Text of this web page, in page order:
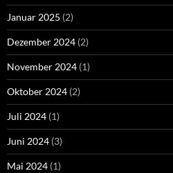
Januar 2025 (2)
Dezember 2024 (2)
November 2024 (1)
Oktober 2024 (2)
Juli 2024 (1)
Juni 2024 (3)
Mai 2024 (1)